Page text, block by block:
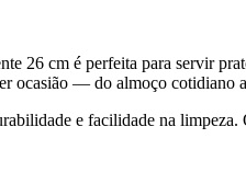
26 cm é perfeita para servir
ocasião — do almoço cotidiano
e facilidade na